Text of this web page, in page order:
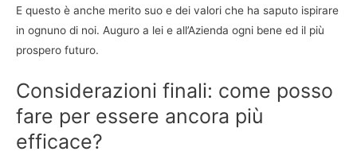
E questo è anche merito suo e dei valori che ha saputo ispirare
in ognuno di noi. Auguro a lei e all’Azienda ogni bene ed il più
prospero futuro.
Considerazioni finali: come posso
fare per essere ancora più
efficace?